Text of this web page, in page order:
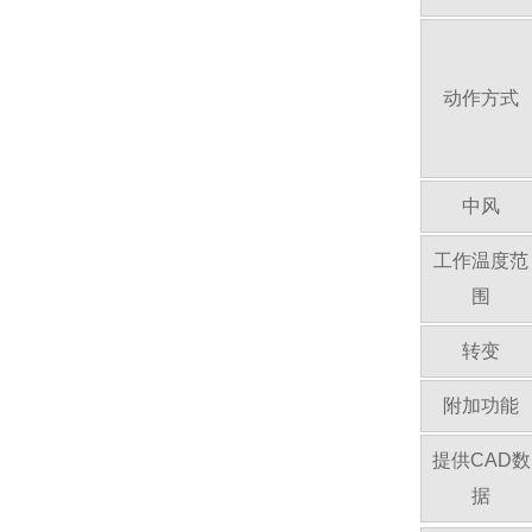
动作方式
中风
工作温度范
围
转变
附加功能
提供CAD数
据